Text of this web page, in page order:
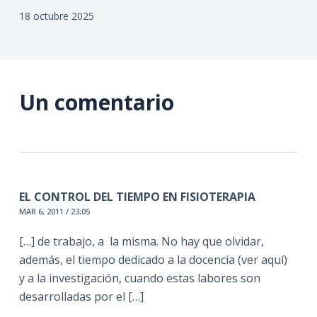
18 octubre 2025
Un comentario
EL CONTROL DEL TIEMPO EN FISIOTERAPIA
MAR 6, 2011 / 23:05
[…] de trabajo, a la misma. No hay que olvidar,
además, el tiempo dedicado a la docencia (ver aquí)
y a la investigación, cuando estas labores son
desarrolladas por el […]